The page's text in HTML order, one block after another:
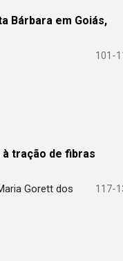
Bárbara em Goiás,
101-
tração de fibras
Gorett dos
117-